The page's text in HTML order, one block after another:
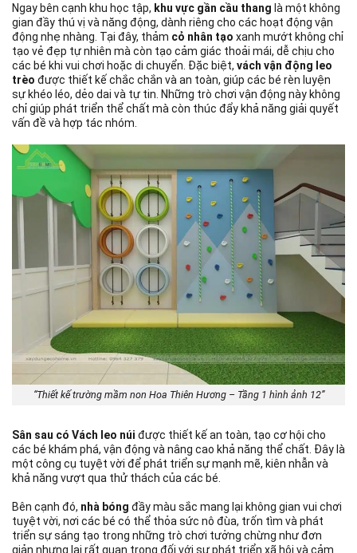
Ngay bên cạnh khu học tập, khu vực gần cầu thang là một không
gian đầy thú vị và năng động, dành riêng cho các hoạt động vận
động nhẹ nhàng. Tại đây, thảm cỏ nhân tạo xanh mướt không chỉ
tạo vẻ đẹp tự nhiên mà còn tạo cảm giác thoải mái, dễ chịu cho
các bé khi vui chơi hoặc di chuyển. Đặc biệt, vách vận động leo
trèo được thiết kế chắc chắn và an toàn, giúp các bé rèn luyện
sự khéo léo, dẻo dai và tự tin. Những trò chơi vận động này không
chỉ giúp phát triển thể chất mà còn thúc đẩy khả năng giải quyết
vấn đề và hợp tác nhóm.
“Thiết kế trường mầm non Hoa Thiên Hương – Tầng 1 hình ảnh 12”
Sân sau có Vách leo núi được thiết kế an toàn, tạo cơ hội cho
các bé khám phá, vận động và nâng cao khả năng thể chất. Đây là
một công cụ tuyệt vời để phát triển sự mạnh mẽ, kiên nhẫn và
khả năng vượt qua thử thách của các bé.
Bên cạnh đó, nhà bóng đầy màu sắc mang lại không gian vui chơi
tuyệt vời, nơi các bé có thể thỏa sức nô đùa, trốn tìm và phát
triển sự sáng tạo trong những trò chơi tưởng chừng như đơn
giản nhưng lại rất quan trọng đối với sự phát triển xã hội và cảm